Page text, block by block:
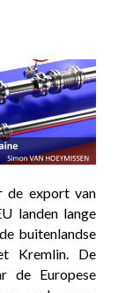
de export van
landen lange
buitenlandse
Kremlin. De
de Europese